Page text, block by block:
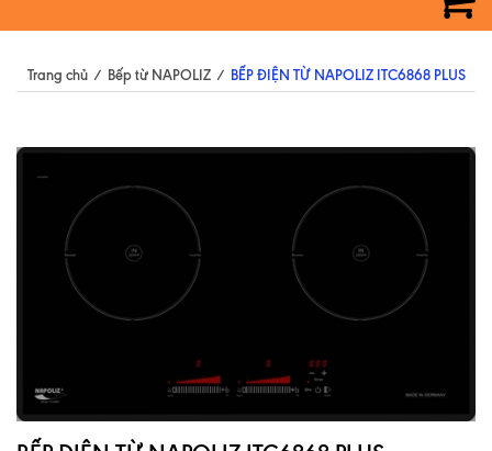
Trang chủ / Bếp từ NAPOLIZ / BẾP ĐIỆN TỪ NAPOLIZ ITC6868 PLUS